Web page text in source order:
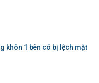
khôn 1 bên có bị lệch mặt